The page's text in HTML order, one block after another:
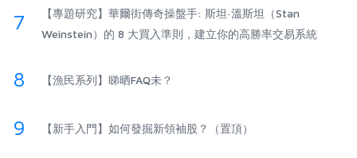
7
【專題研究】華爾街傳奇操盤手: 斯坦·溫斯坦（Stan
Weinstein）的 8 大買入準則，建立你的高勝率交易系統
8 【漁民系列】睇晒FAQ未？
9 【新手入門】如何發掘新領袖股？（置頂）